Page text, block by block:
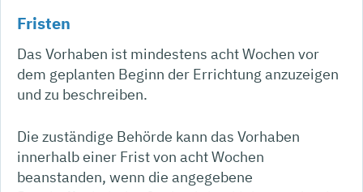
Fristen
Das Vorhaben ist mindestens acht Wochen vor
dem geplanten Beginn der Errichtung anzuzeigen
und zu beschreiben.
Die zuständige Behörde kann das Vorhaben
innerhalb einer Frist von acht Wochen
beanstanden, wenn die angegebene